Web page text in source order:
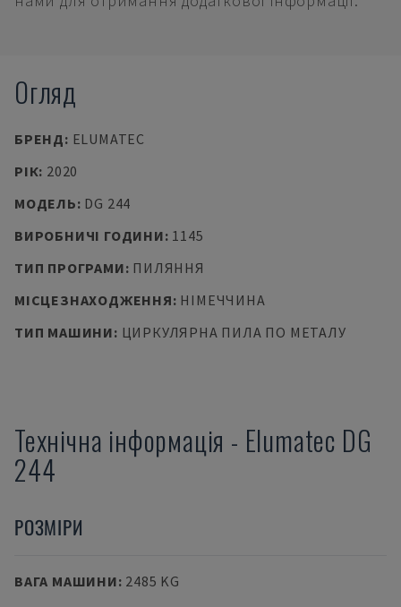
Огляд
БРЕНД: ELUMATEC
РІК: 2020
МОДЕЛЬ: DG 244
ВИРОБНИЧІ ГОДИНИ: 1145
ТИП ПРОГРАМИ: ПИЛЯННЯ
МІСЦЕЗНАХОДЖЕННЯ: НІМЕЧЧИНА
ТИП МАШИНИ: ЦИРКУЛЯРНА ПИЛА ПО МЕТАЛУ
Технічна інформація - Elumatec DG
244
РОЗМІРИ
ВАГА МАШИНИ: 2485 KG